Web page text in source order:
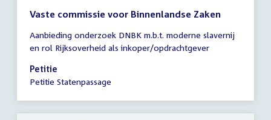
Vaste commissie voor Binnenlandse Zaken
vergadering
13:30
-
13:45
Aanbieding onderzoek DNBK m.b.t. moderne slavernij
en rol Rijksoverheid als inkoper/opdrachtgever
Petitie
Petitie Statenpassage